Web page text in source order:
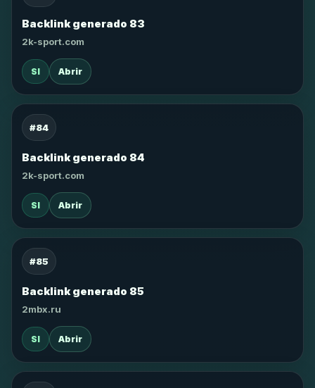
Backlink generado 83
2k-sport.com
SI Abrir
#84
Backlink generado 84
2k-sport.com
SI Abrir
#85
Backlink generado 85
2mbx.ru
SI Abrir